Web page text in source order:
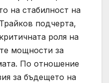
на стабилност на
подчерта,
роля на
мощности за
По отношение
за бъдещето на